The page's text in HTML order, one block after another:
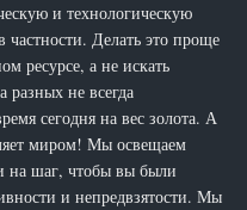
и технологическую
Делать это проще
ресурсе, а не искать
не всегда
сегодня на вес золота. А
миром! Мы освещаем
на шаг, чтобы вы были
и непредвзятости. Мы